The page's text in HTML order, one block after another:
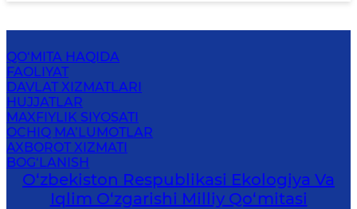
QO‘MITA HAQIDA
FAOLIYAT
DAVLAT XIZMATLARI
HUJJATLAR
MAXFIYLIK SIYOSATI
OCHIQ MA’LUMOTLAR
AXBOROT XIZMATI
BOG‘LANISH
O‘zbekiston Respublikasi Ekologiya Va
Iqlim O‘zgarishi Milliy Qo‘mitasi